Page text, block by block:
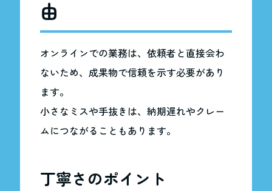
由
オンラインでの業務は、依頼者と直接会わ
ないため、成果物で信頼を示す必要があり
ます。
小さなミスや手抜きは、納期遅れやクレー
ムにつながることもあります。
丁寧さのポイント